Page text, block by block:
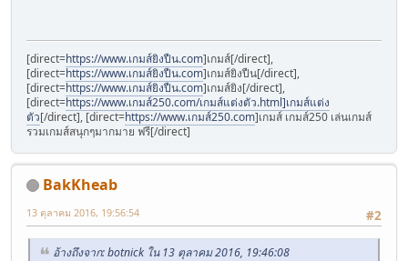
[direct=https://www.เกมส์ยิงปืน.com]เกมส์[/direct],
[direct=https://www.เกมส์ยิงปืน.com]เกมส์ยิงปืน[/direct],
[direct=https://www.เกมส์ยิงปืน.com]เกมส์ยิง[/direct],
[direct=https://www.เกมส์250.com/เกมส์แต่งตัว.html]เกมส์แต่ง
ตัว[/direct], [direct=https://www.เกมส์250.com]เกมส์ เกมส์250 เล่นเกมส์
รวมเกมส์สนุกๆมากมาย ฟรี[/direct]
BakKheab
#2
13 ตุลาคม 2016, 19:56:54
อ้างถึงจาก: botnick ใน 13 ตุลาคม 2016, 19:46:08